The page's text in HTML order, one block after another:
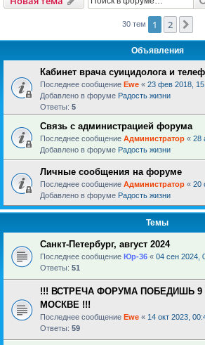
30 тем 1 2
Объявления
Кабинет врача суицидолога и
Последнее сообщение Ewe « 23 фев 2018,
Добавлено в форуме Радость жизни
Ответы: 5
Связь с администрацией форума
Последнее сообщение Администратор « 28
Добавлено в форуме Радость жизни
Личные сообщения на форуме
Последнее сообщение Администратор « 20
Добавлено в форуме Радость жизни
Темы
Санкт-Петербург, август 2024
Последнее сообщение Юр-36 « 04 сен 2024,
Ответы: 51
!!! ВСТРЕЧА ФОРУМА ПОБЕДИШЬ 9
МОСКВЕ !!!
Последнее сообщение Ewe « 14 окт 2023,
Ответы: 59